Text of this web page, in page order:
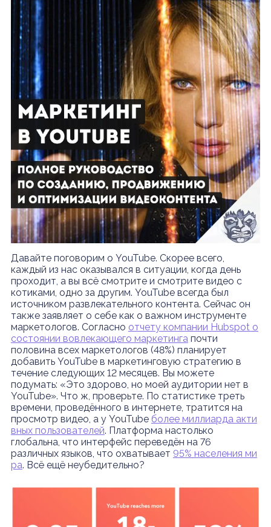
Давайте поговорим о YouTube. Скорее всего,
каждый из нас оказывался в ситуации, когда день
проходит, а вы всё смотрите и смотрите видео с
котиками, одно за другим. YouTube всегда был
источником развлекательного контента. Сейчас он
также заявляет о себе как о важном инструменте
маркетологов. Согласно отчету компании Hubspot о
состоянии вовлекающего маркетингапочти
половина всех маркетологов (48%) планирует
добавить YouTube в маркетинговую стратегию в
течение следующих 12 месяцев. Вы можете
подумать: «Это здорово, но моей аудитории нет в
YouTube». Что ж, проверьте. По статистике треть
времени, проведённого в интернете, тратится на
просмотр видео, а у YouTube более миллиарда акти
вных пользователей. Платформа настолько
глобальна, что интерфейс переведён на 76
различных языков, что охватывает 95% населения ми
ра. Всё ещё неубедительно?